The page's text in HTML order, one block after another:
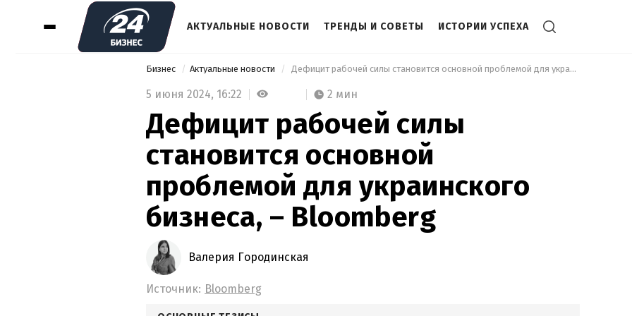
АКТУАЛЬНЫЕ НОВОСТИ ТРЕНДЫ И СОВЕТЫ ИСТОРИИ УСПЕХА
Бизнес Актуальные новости Дефицит рабочей силы становится основной проблемой для украинского бизнеса, – Bloomberg
5 июня 2024, 16:22 2 мин
Дефицит рабочей силы
становится основной
проблемой для украинского
бизнеса, – Bloomberg
Валерия Городинская
Источник: Bloomberg